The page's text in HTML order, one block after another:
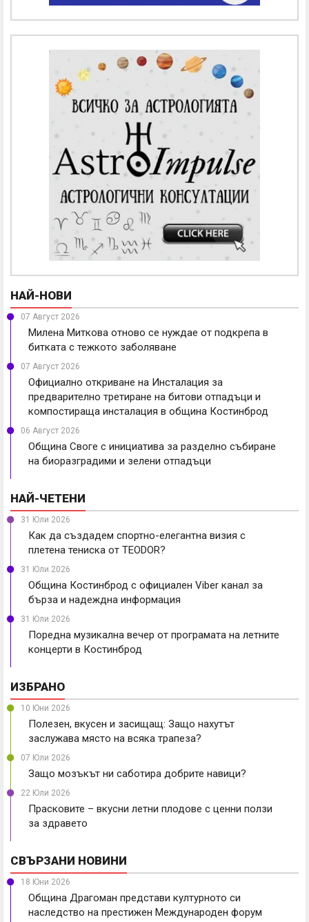
НАЙ-НОВИ
07 Август 2026
Милена Миткова отново се нуждае от подкрепа в
битката с тежкото заболяване
07 Август 2026
Официално откриване на Инсталация за
предварително третиране на битови отпадъци и
компостираща инсталация в община Костинброд
06 Август 2026
Община Своге с инициатива за разделно събиране
на биоразградими и зелени отпадъци
НАЙ-ЧЕТЕНИ
31 Юли 2026
Как да създадем спортно-елегантна визия с
плетена тениска от TEODOR?
31 Юли 2026
Община Костинброд с официален Viber канал за
бърза и надеждна информация
31 Юли 2026
Поредна музикална вечер от програмата на летните
концерти в Костинброд
ИЗБРАНО
10 Юни 2026
Полезен, вкусен и засищащ: Защо нахутът
заслужава място на всяка трапеза?
07 Юли 2026
Защо мозъкът ни саботира добрите навици?
22 Юли 2026
Прасковите – вкусни летни плодове с ценни ползи
за здравето
СВЪРЗАНИ НОВИНИ
18 Юни 2026
Община Драгоман представи културното си
наследство на престижен Международен форум